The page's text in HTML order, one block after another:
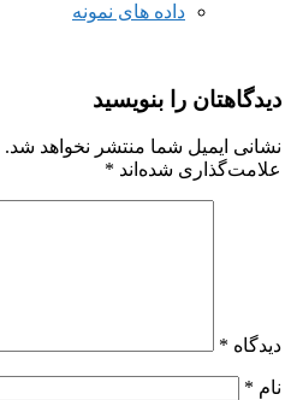
داده های نمونه
دیدگاهتان را بنویسید
نشانی ایمیل شما منتشر نخواهد شد.
علامت‌گذاری شده‌اند *
دیدگاه *
نام *